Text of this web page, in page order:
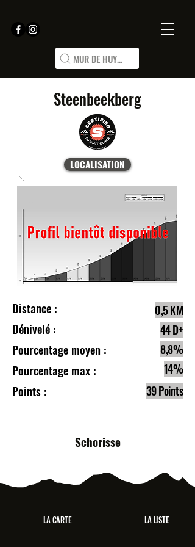
MUR DE HUY...
Steenbeekberg
LOCALISATION
Distance :
Dénivelé :
Pourcentage moyen :
Pourcentage max :
Points :
0,5 KM
44 D+
8,8%
14%
39 Points
Schorisse
LA CARTE LA LISTE